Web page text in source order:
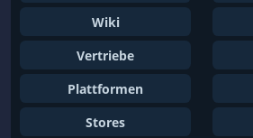
Wiki
Vertriebe
Plattformen
Stores